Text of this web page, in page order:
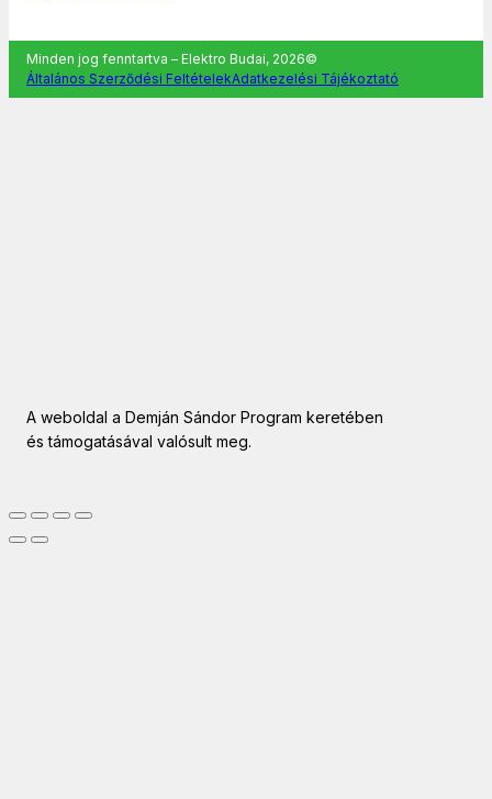
Minden jog fenntartva – Elektro Budai, 2026©
Általános Szerződési FeltételekAdatkezelési Tájékoztató
A weboldal a Demján Sándor Program keretében
és támogatásával valósult meg.